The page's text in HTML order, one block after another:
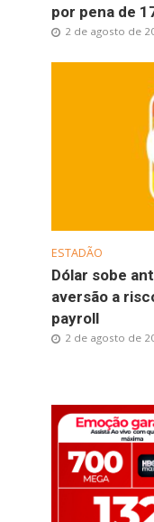
por pena de
2 de agosto de
ESTADÃO
Dólar sobe
aversão a
payroll
2 de agosto de